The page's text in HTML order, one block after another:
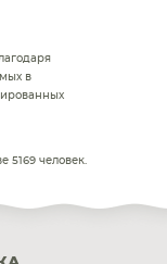
в
5169 человек.